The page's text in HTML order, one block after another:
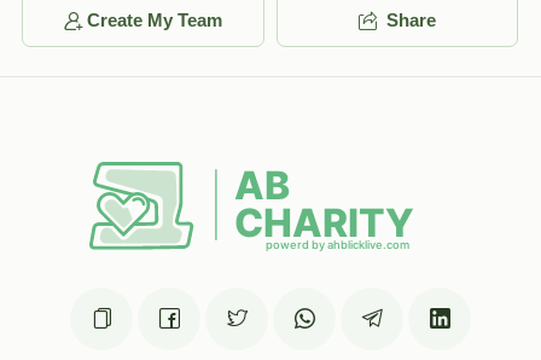
Create My Team Share